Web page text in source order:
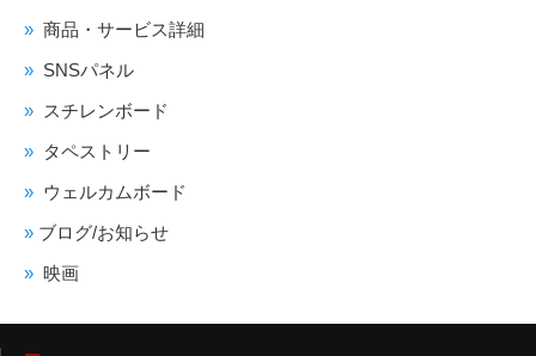
商品・サービス詳細
SNSパネル
スチレンボード
タペストリー
ウェルカムボード
ブログ/お知らせ
映画